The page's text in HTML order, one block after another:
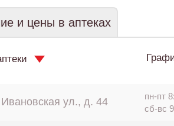
и цены в аптеках
ул., д. 44
пн-пт
сб-вс